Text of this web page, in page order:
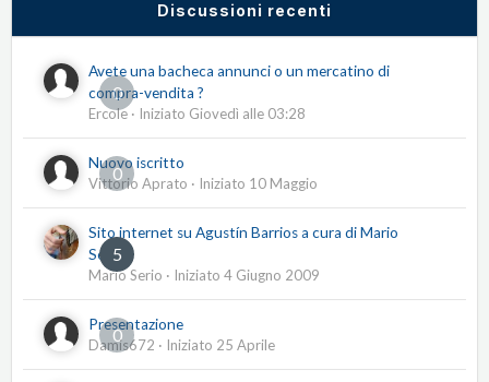
Discussioni recenti
0
Avete una bacheca annunci o un mercatino di
compra-vendita ?
Ercole · Iniziato Giovedì alle 03:28
0
Nuovo iscritto
Vittorio Aprato · Iniziato 10 Maggio
5
Sito internet su Agustín Barrios a cura di Mario
Serio
Mario Serio · Iniziato 4 Giugno 2009
0
Presentazione
Damis672 · Iniziato 25 Aprile